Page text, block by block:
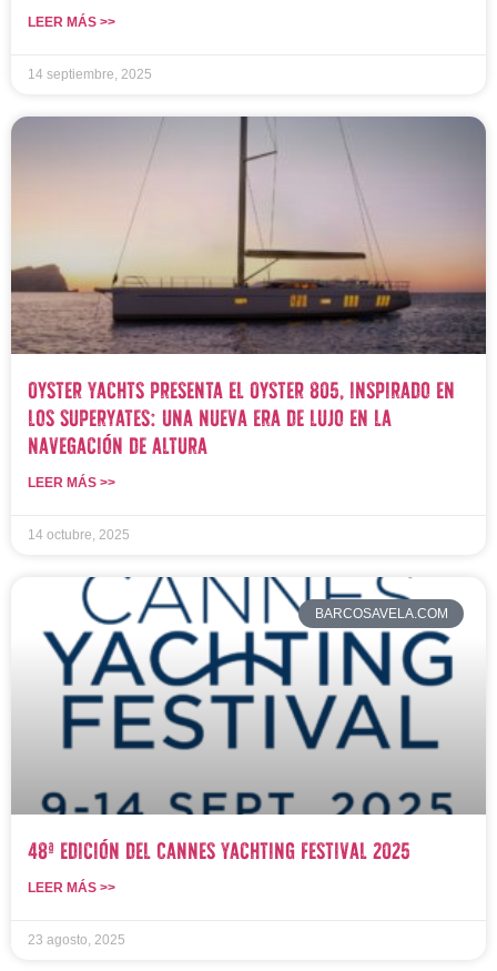
LEER MÁS >>
14 septiembre, 2025
Oyster Yachts presenta el Oyster 805, inspirado en
los superyates: una nueva era de lujo en la
navegación de altura
LEER MÁS >>
14 octubre, 2025
BARCOSAVELA.COM
48ª edición del Cannes Yachting Festival 2025
LEER MÁS >>
23 agosto, 2025